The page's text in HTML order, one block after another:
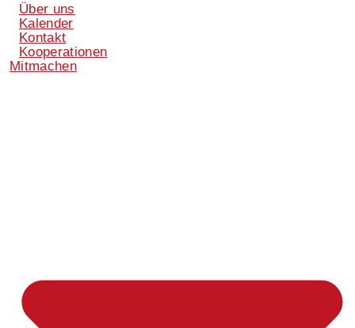
Über uns
Kalender
Kontakt
Kooperationen
Mitmachen